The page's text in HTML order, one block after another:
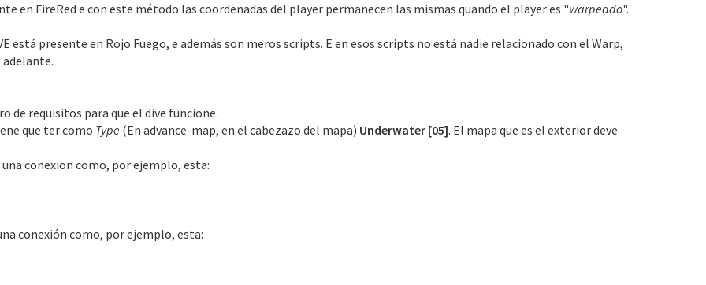
en FireRed e con este método las coordenadas del player permanecen las mismas quando el player es "warpeado".
está presente en Rojo Fuego, e además son meros scripts. E en esos scripts no está nadie relacionado con el Warp,
adelante.
de requisitos para que el dive funcione.
que ter como Type (En advance-map, en el cabezazo del mapa) Underwater [05]. El mapa que es el exterior deve
conexion como, por ejemplo, esta:
conexión como, por ejemplo, esta: